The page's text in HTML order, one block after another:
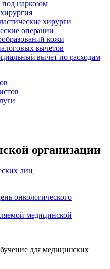
наркозом
хирурги
операции
кожи
вычетов
вычет по расходам
организации
лиц
онкологического
медицинской
для медицинских